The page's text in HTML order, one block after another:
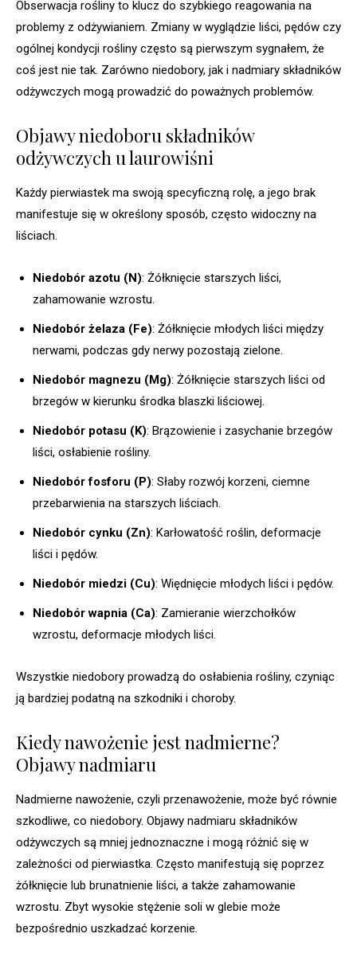
Obserwacja rośliny to klucz do szybkiego reagowania na
problemy z odżywianiem. Zmiany w wyglądzie liści, pędów czy
ogólnej kondycji rośliny często są pierwszym sygnałem, że
coś jest nie tak. Zarówno niedobory, jak i nadmiary składników
odżywczych mogą prowadzić do poważnych problemów.
Objawy niedoboru składników
odżywczych u laurowiśni
Każdy pierwiastek ma swoją specyficzną rolę, a jego brak
manifestuje się w określony sposób, często widoczny na
liściach.
Niedobór azotu (N): Żółknięcie starszych liści,
zahamowanie wzrostu.
Niedobór żelaza (Fe): Żółknięcie młodych liści między
nerwami, podczas gdy nerwy pozostają zielone.
Niedobór magnezu (Mg): Żółknięcie starszych liści od
brzegów w kierunku środka blaszki liściowej.
Niedobór potasu (K): Brązowienie i zasychanie brzegów
liści, osłabienie rośliny.
Niedobór fosforu (P): Słaby rozwój korzeni, ciemne
przebarwienia na starszych liściach.
Niedobór cynku (Zn): Karłowatość roślin, deformacje
liści i pędów.
Niedobór miedzi (Cu): Więdnięcie młodych liści i pędów.
Niedobór wapnia (Ca): Zamieranie wierzchołków
wzrostu, deformacje młodych liści.
Wszystkie niedobory prowadzą do osłabienia rośliny, czyniąc
ją bardziej podatną na szkodniki i choroby.
Kiedy nawożenie jest nadmierne?
Objawy nadmiaru
Nadmierne nawożenie, czyli przenawożenie, może być równie
szkodliwe, co niedobory. Objawy nadmiaru składników
odżywczych są mniej jednoznaczne i mogą różnić się w
zależności od pierwiastka. Często manifestują się poprzez
żółknięcie lub brunatnienie liści, a także zahamowanie
wzrostu. Zbyt wysokie stężenie soli w glebie może
bezpośrednio uszkadzać korzenie.